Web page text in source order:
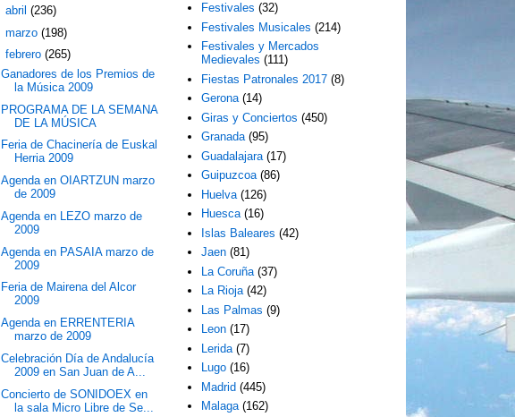
abril (236)
marzo (198)
febrero (265)
Ganadores de los Premios de
la Música 2009
PROGRAMA DE LA SEMANA
DE LA MÚSICA
Feria de Chacinería de Euskal
Herria 2009
Agenda en OIARTZUN marzo
de 2009
Agenda en LEZO marzo de
2009
Agenda en PASAIA marzo de
2009
Feria de Mairena del Alcor
2009
Agenda en ERRENTERIA
marzo de 2009
Celebración Día de Andalucía
2009 en San Juan de A...
Concierto de SONIDOEX en
la sala Micro Libre de Se...
Festivales (32)
Festivales Musicales (214)
Festivales y Mercados
Medievales (111)
Fiestas Patronales 2017 (8)
Gerona (14)
Giras y Conciertos (450)
Granada (95)
Guadalajara (17)
Guipuzcoa (86)
Huelva (126)
Huesca (16)
Islas Baleares (42)
Jaen (81)
La Coruña (37)
La Rioja (42)
Las Palmas (9)
Leon (17)
Lerida (7)
Lugo (16)
Madrid (445)
Malaga (162)